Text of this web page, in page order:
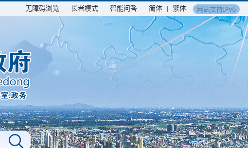
无障碍浏览 长者模式 智能问答 简体 繁体